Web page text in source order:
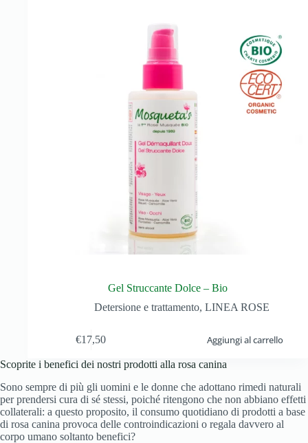
Gel Struccante Dolce – Bio
Detersione e trattamento, LINEA ROSE
€17,50 Aggiungi al carrello
Scoprite i benefici dei nostri prodotti alla rosa canina
Sono sempre di più gli uomini e le donne che adottano rimedi naturali
per prendersi cura di sé stessi, poiché ritengono che non abbiano effetti
collaterali: a questo proposito, il consumo quotidiano di prodotti a base
di rosa canina provoca delle controindicazioni o regala davvero al
corpo umano soltanto benefici?